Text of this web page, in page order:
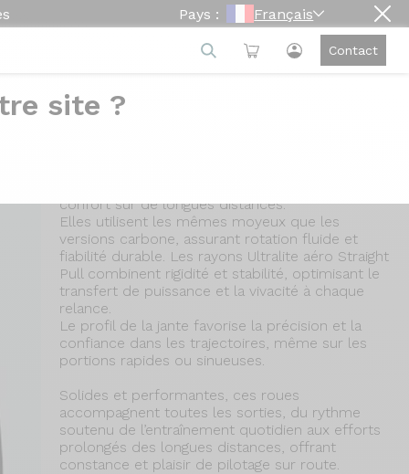
Pays : Français
Contact
site ?
Orion A30 Pro
confort sur de longues distances.
Elles utilisent les mêmes moyeux que les
versions carbone, assurant rotation fluide et
fiabilité durable. Les rayons Ultralite aéro Straight
Pull combinent rigidité et stabilité, optimisant le
transfert de puissance et la vivacité à chaque
relance.
Le profil de la jante favorise la précision et la
confiance dans les trajectoires, même sur les
portions rapides ou sinueuses.
Solides et performantes, ces roues
accompagnent toutes les sorties, du rythme
soutenu de l’entraînement quotidien aux efforts
prolongés des longues distances, offrant
constance et plaisir de pilotage sur route.